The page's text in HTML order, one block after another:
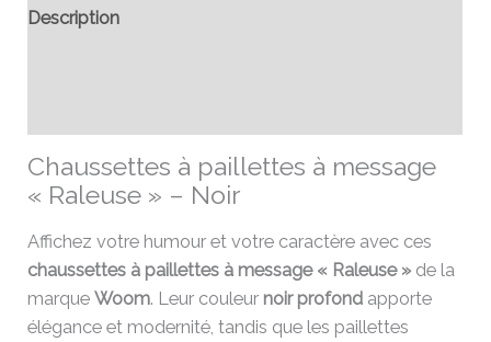
Description
Chaussettes à paillettes à message
« Raleuse » – Noir
Affichez votre humour et votre caractère avec ces
chaussettes à paillettes à message « Raleuse » de la
marqueWoom. Leur couleur noir profond apporte
élégance et modernité, tandis que les paillettes